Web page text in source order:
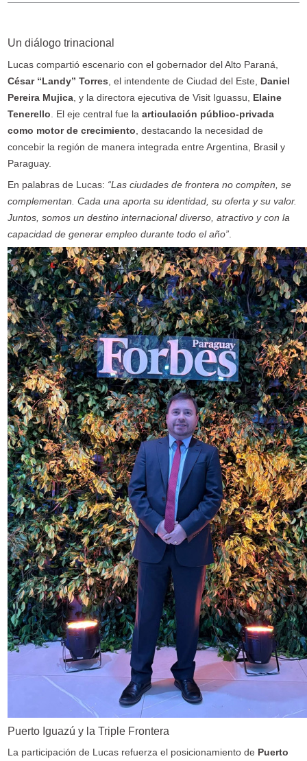
Un diálogo trinacional
Lucas compartió escenario con el gobernador del Alto Paraná,
César “Landy” Torres , el intendente de Ciudad del Este, Daniel
Pereira Mujica, y la directora ejecutiva de Visit Iguassu, Elaine
Tenerello . El eje central fue la articulación público-privada
como motor de crecimiento , destacando la necesidad de
concebir la región de manera integrada entre Argentina, Brasil y
Paraguay.
En palabras de Lucas: “Las ciudades de frontera no compiten, se
complementan. Cada una aporta su identidad, su oferta y su valor.
Juntos, somos un destino internacional diverso, atractivo y con la
capacidad de generar empleo durante todo el año”.
Puerto Iguazú y la Triple Frontera
La participación de Lucas refuerza el posicionamiento de Puerto